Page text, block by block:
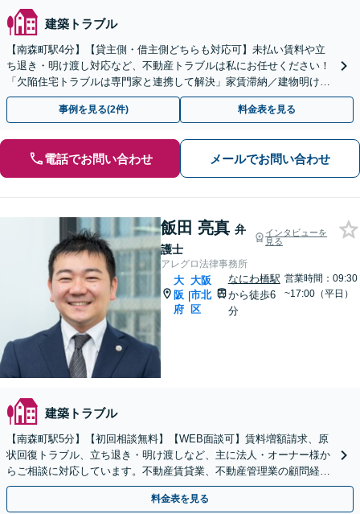
建築トラブル
【南森町駅4分】【貸主側・借主側どちらも対応可】未払い賃料や立
ち退き・明け渡し対応など、不動産トラブルは私にお任せください！
「欠陥住宅トラブルは専門家と連携して解決」家賃滞納／建物明け渡
し／賃料の増額・減額／欠陥住宅【休日・夜間面談可】
事例を見る(2件) 料金表を見る
電話でお問い合わせ メールでお問い合わせ
飯田 亮真 弁
護士
インタビューを
見る
アレグロ法律事務所
大
阪
府
|
大阪
市北
区
なにわ橋駅
から徒歩6
分
営業時間：09:30
~17:00（平日）
建築トラブル
【南森町駅5分】【初回相談無料】【WEB面談可】賃料増額請求、原
状回復トラブル、立ち退き・明け渡しなど、主に法人・オーナー様か
らご相談に対応しています。不動産賃貸業、不動産管理業の顧問経験
も多くあります。ぜひご相談ください。
料金表を見る